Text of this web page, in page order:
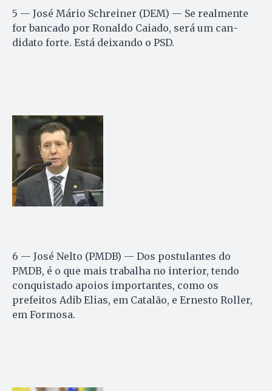
5 — José Mário Schreiner (DEM) — Se realmente
for bancado por Ronaldo Caiado, será um can­
didato forte. Está deixando o PSD.
6 — José Nelto (PMDB) — Dos postulantes do
PMDB, é o que mais trabalha no interior, tendo
conquistado apoios importantes, como os
prefeitos Adib Elias, em Catalão, e Ernesto Roller,
em Formosa.